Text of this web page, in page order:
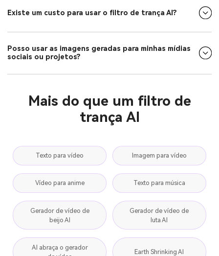
Existe um custo para usar o filtro de trança AI?
Posso usar as imagens geradas para minhas mídias
sociais ou projetos?
Mais do que um filtro de
trança AI
Texto para vídeo Imagem para vídeo
Vídeo para anime Texto para música
Gerador de vídeo de
beijo AI
Gerador de vídeo de
luta AI
AI abraça o gerador
Earth Shrinking AI